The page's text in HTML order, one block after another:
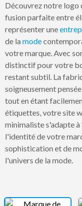
Découvrez notre logo
fusion parfaite entre
représenter une
de la mode
votre marque. Avec
distinctif pour votre
restant subtil. La
soigneusement
tout en étant
étiquettes, votre site
minimaliste s'adapte
l'identité de votre
sophistication et de
l'univers de la mode.